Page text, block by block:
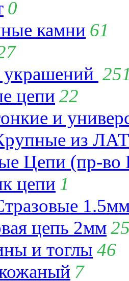
0
камни 61
цепи 22
и
из
Цепи (пр-во
цепи 1
цепь 2мм
и тоглы 46
7